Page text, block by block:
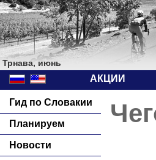
Трнава, июнь
АКЦИИ
Гид по Словакии
Планируем
Новости